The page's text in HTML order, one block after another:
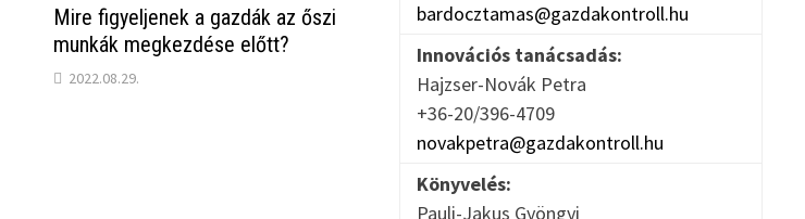
Mire figyeljenek a gazdák az őszi
munkák megkezdése előtt?
2022.08.29.
bardocztamas@gazdakontroll.hu
Innovációs tanácsadás:
Hajzser-Novák Petra
+36-20/396-4709
novakpetra@gazdakontroll.hu
Könyvelés:
Pauli-Jakus Gyöngyi